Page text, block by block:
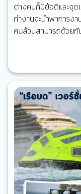
ต่างคนก็มีข้อดีและจุด
ทำงานจะนำพาการง
คนล้วนสามารถด้วย
ระบุชัดเจนว่าการส
เติบโตให้กับองค์กรโ
การลงทุนกับผู้หญิง
บริษัท และแม้กระทั่งป
มากกว่ามีการเจริญเ
เป็นเพศหญิงอยู่ด้วย
สันติภาพที่รวมประเด็
รวมไปถึงรัฐสภาที่ปร
เกี่ยวข้องกับประเด็น
และการสนับสนุนเด็ก
ทะเลจะมีหญิงแกร่งแ
เป็นหนึ่งในแผนงานข
โลกทั้งหมด 1.2 ล้าน